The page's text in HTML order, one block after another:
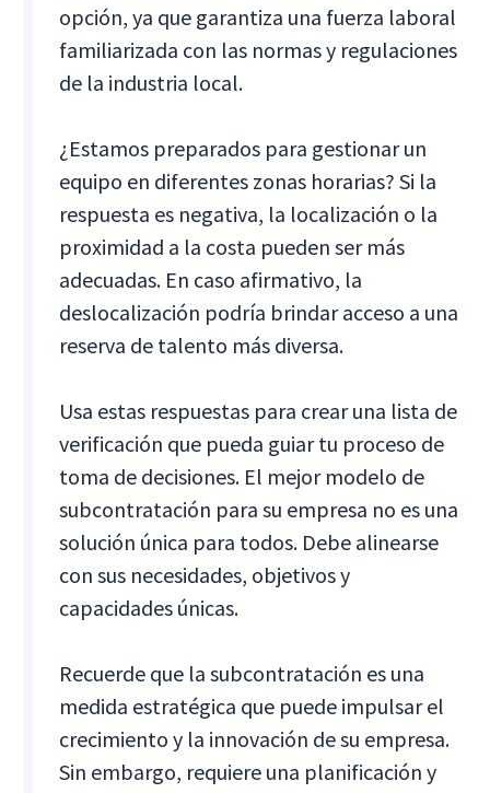
opción, ya que garantiza una fuerza laboral
familiarizada con las normas y regulaciones
de la industria local.
¿Estamos preparados para gestionar un
equipo en diferentes zonas horarias? Si la
respuesta es negativa, la localización o la
proximidad a la costa pueden ser más
adecuadas. En caso afirmativo, la
deslocalización podría brindar acceso a una
reserva de talento más diversa.
Usa estas respuestas para crear una lista de
verificación que pueda guiar tu proceso de
toma de decisiones. El mejor modelo de
subcontratación para su empresa no es una
solución única para todos. Debe alinearse
con sus necesidades, objetivos y
capacidades únicas.
Recuerde que la subcontratación es una
medida estratégica que puede impulsar el
crecimiento y la innovación de su empresa.
Sin embargo, requiere una planificación y